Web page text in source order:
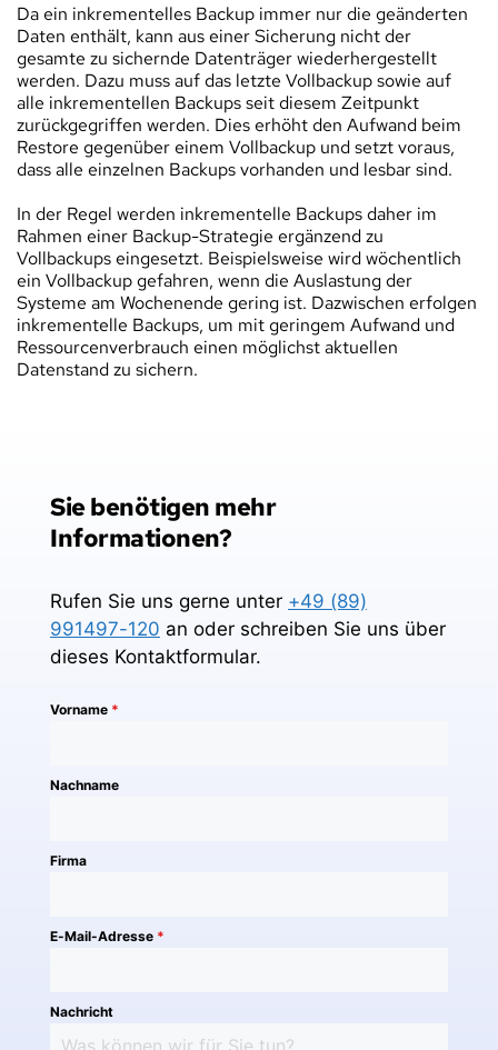
Da ein inkrementelles Backup immer nur die geänderten
Daten enthält, kann aus einer Sicherung nicht der
gesamte zu sichernde Datenträger wiederhergestellt
werden. Dazu muss auf das letzte Vollbackup sowie auf
alle inkrementellen Backups seit diesem Zeitpunkt
zurückgegriffen werden. Dies erhöht den Aufwand beim
Restore gegenüber einem Vollbackup und setzt voraus,
dass alle einzelnen Backups vorhanden und lesbar sind.
In der Regel werden inkrementelle Backups daher im
Rahmen einer Backup-Strategie ergänzend zu
Vollbackups eingesetzt. Beispielsweise wird wöchentlich
ein Vollbackup gefahren, wenn die Auslastung der
Systeme am Wochenende gering ist. Dazwischen erfolgen
inkrementelle Backups, um mit geringem Aufwand und
Ressourcenverbrauch einen möglichst aktuellen
Datenstand zu sichern.
Sie benötigen mehr
Informationen?
Rufen Sie uns gerne unter +49 (89)
991497-120 an oder schreiben Sie uns über
dieses Kontaktformular.
Vorname *
Nachname
Firma
E-Mail-Adresse *
Nachricht